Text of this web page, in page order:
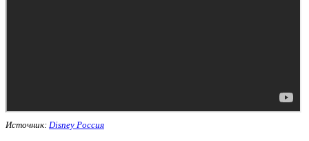
Источник: Disney Россия